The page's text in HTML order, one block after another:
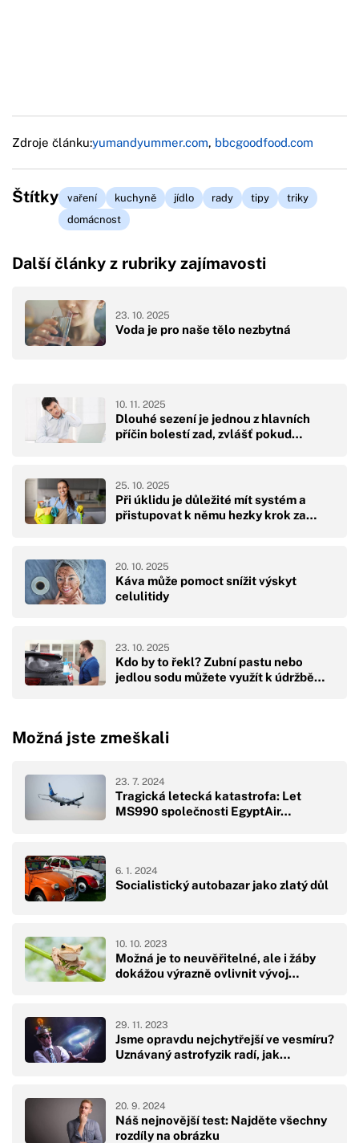
Zdroje článku:yumandyummer.com, bbcgoodfood.com
Štítky vaření kuchyně jídlo rady tipy
triky
domácnost
Další články z rubriky zajímavosti
Voda je pro naše tělo nezbytná
23. 10. 2025
Dlouhé sezení je jednou z hlavních
příčin bolestí zad, zvlášť pokud…
10. 11. 2025
Při úklidu je důležité mít systém a
přistupovat k němu hezky krok za…
25. 10. 2025
Káva může pomoct snížit výskyt
celulitidy
20. 10. 2025
Kdo by to řekl? Zubní pastu nebo
jedlou sodu můžete využít k údržbě…
23. 10. 2025
Možná jste zmeškali
Tragická letecká katastrofa: Let
MS990 společnosti EgyptAir…
23. 7. 2024
Socialistický autobazar jako zlatý důl
6. 1. 2024
Možná je to neuvěřitelné, ale i žáby
dokážou výrazně ovlivnit vývoj…
10. 10. 2023
Jsme opravdu nejchytřejší ve vesmíru?
Uznávaný astrofyzik radí, jak…
29. 11. 2023
Náš nejnovější test: Najděte všechny
rozdíly na obrázku
20. 9. 2024